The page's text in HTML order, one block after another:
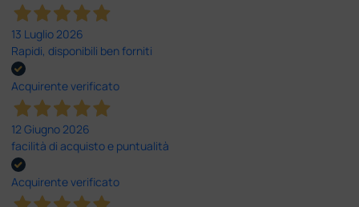
13 Luglio 2026
Rapidi, disponibili ben forniti
Acquirente verificato
12 Giugno 2026
facilità di acquisto e puntualità
Acquirente verificato